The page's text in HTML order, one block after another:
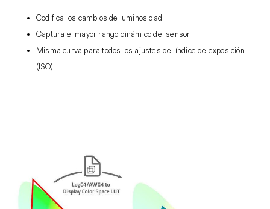
Codifica los cambios de luminosidad.
Captura el mayor rango dinámico del sensor.
Misma curva para todos los ajustes del índice de exposición
(ISO).